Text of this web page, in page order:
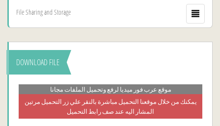
File Sharing and Storage
DOWNLOAD FILE
موقع عرب فور ميديا لرفع وتحميل الملفات مجانا
يمكنك من خلال موقعنا التحميل مباشرة بالنقر علي زر التحميل مرتين
المشار اليه عند صف رابط التحميل